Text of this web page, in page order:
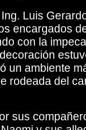
Luis
encargados
con la
un ambiente
rodeada del
sus